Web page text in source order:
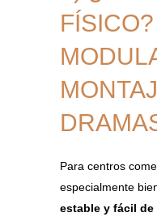
Para centros
especialmente
estable y fácil de